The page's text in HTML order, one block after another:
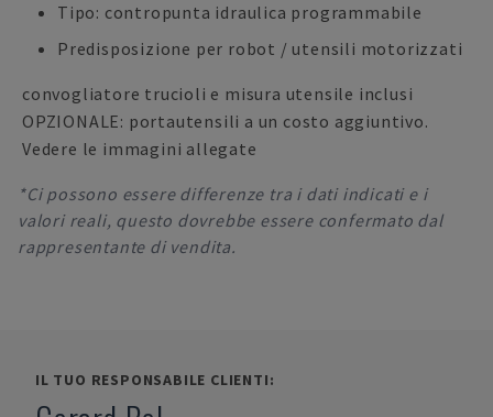
Tipo: contropunta idraulica programmabile
Predisposizione per robot / utensili motorizzati
convogliatore trucioli e misura utensile inclusi
OPZIONALE: portautensili a un costo aggiuntivo.
Vedere le immagini allegate
*Ci possono essere differenze tra i dati indicati e i
valori reali, questo dovrebbe essere confermato dal
rappresentante di vendita.
IL TUO RESPONSABILE CLIENTI: